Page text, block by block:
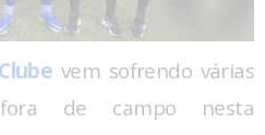
vem sofrendo várias
de campo nesta